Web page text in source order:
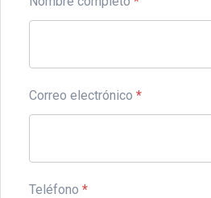
Correo electrónico *
Teléfono *